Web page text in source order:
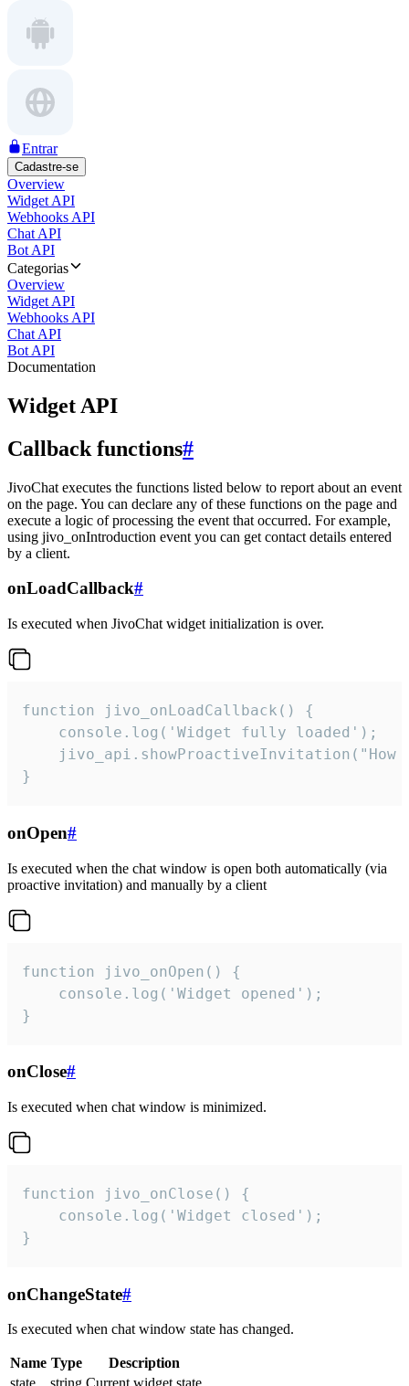
Entrar
Cadastre-se
Overview
Widget API
Webhooks API
Chat API
Bot API
Categorias
Overview
Widget API
Webhooks API
Chat API
Bot API
Documentation
Widget API
Callback functions#
JivoChat executes the functions listed below to report about an event
on the page. You can declare any of these functions on the page and
execute a logic of processing the event that occurred. For example,
using jivo_onIntroduction event you can get contact details entered
by a client.
onLoadCallback#
Is executed when JivoChat widget initialization is over.
function jivo_onLoadCallback() {
    console.log('Widget fully loaded');
jivo_api.showProactiveInvitation("How
}
onOpen#
Is executed when the chat window is open both automatically (via
proactive invitation) and manually by a client
function jivo_onOpen() {
    console.log('Widget opened');
}
onClose#
Is executed when chat window is minimized.
function jivo_onClose() {
    console.log('Widget closed');
}
onChangeState#
Is executed when chat window state has changed.
Name Type
Description